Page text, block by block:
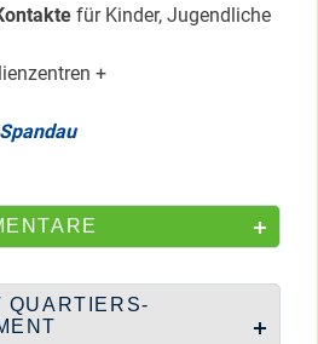
für Kinder, Jugendliche
+
QUARTIERS-